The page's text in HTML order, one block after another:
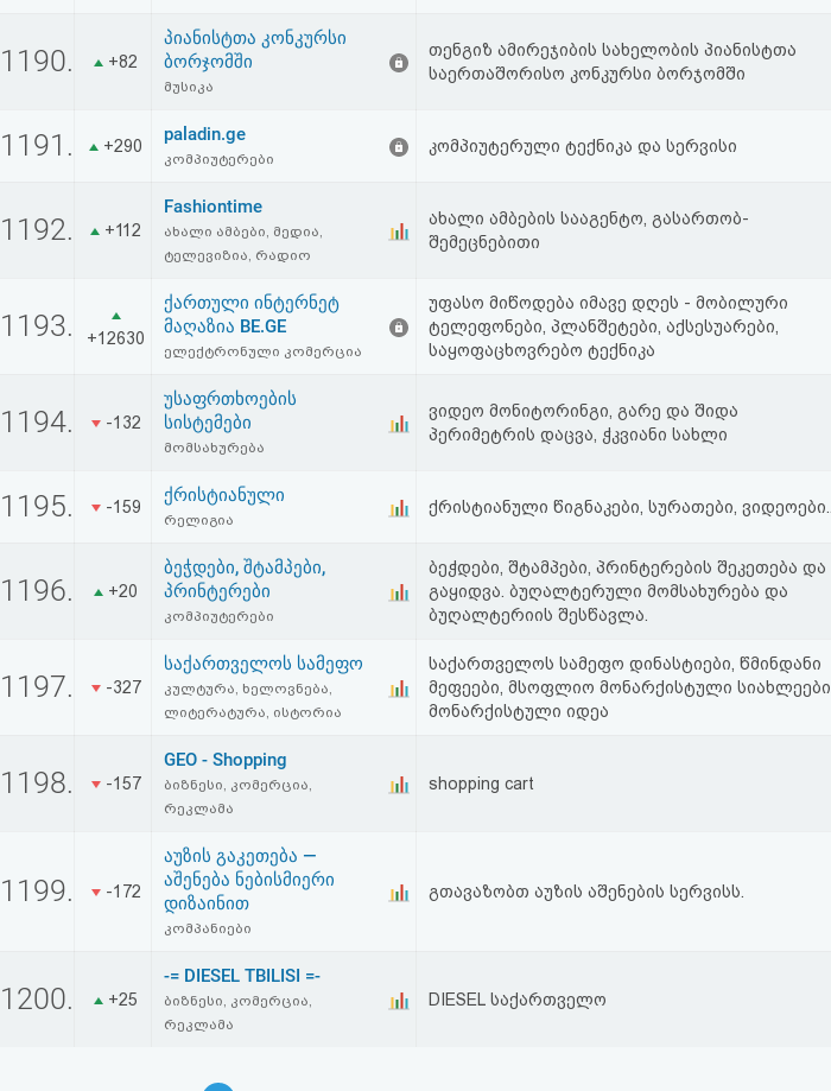
1190. +82
პიანისტთა კონკურსი
ბორჯომში
მუსიკა
თენგიზ ამირეჯიბის სახელობის პიანისტთა
საერთაშორისო კონკურსი ბორჯომში
1191. +290
paladin.ge
კომპიუტერები
კომპიუტერული ტექნიკა და სერვისი
1192. +112
Fashiontime
ახალი ამბები, მედია,
ტელევიზია, რადიო
ახალი ამბების სააგენტო, გასართობ-
შემეცნებითი
1193. +12630
ქართული ინტერნეტ
მაღაზია BE.GE
ელექტრონული კომერცია
უფასო მიწოდება იმავე დღეს - მობილური
ტელეფონები, პლანშეტები, აქსესუარები,
საყოფაცხოვრებო ტექნიკა
1194. -132
უსაფრთხოების
სისტემები
მომსახურება
ვიდეო მონიტორინგი, გარე და შიდა
პერიმეტრის დაცვა, ჭკვიანი სახლი
1195. -159
ქრისტიანული
რელიგია
ქრისტიანული წიგნაკები, სურათები, ვიდეოები..
1196. +20
ბეჭდები, შტამპები,
პრინტერები
კომპიუტერები
ბეჭდები, შტამპები, პრინტერების შეკეთება და
გაყიდვა. ბუღალტერული მომსახურება და
ბუღალტერიის შესწავლა.
1197. -327
საქართველოს სამეფო
კულტურა, ხელოვნება,
ლიტერატურა, ისტორია
საქართველოს სამეფო დინასტიები, წმინდანი
მეფეები, მსოფლიო მონარქისტული სიახლეები,
მონარქისტული იდეა
1198. -157
GEO - Shopping
ბიზნესი, კომერცია,
რეკლამა
shopping cart
1199. -172
აუზის გაკეთება —
აშენება ნებისმიერი
დიზაინით
კომპანიები
გთავაზობთ აუზის აშენების სერვისს.
1200. +25
-= DIESEL TBILISI =-
ბიზნესი, კომერცია,
რეკლამა
DIESEL საქართველო